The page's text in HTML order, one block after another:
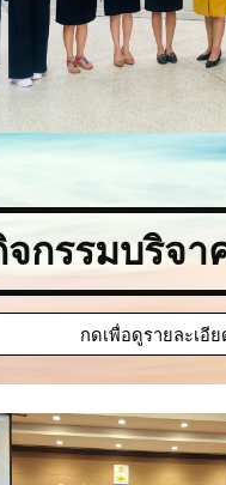
จกรรมบริจา
กดเพื่อดูรายละเอีย